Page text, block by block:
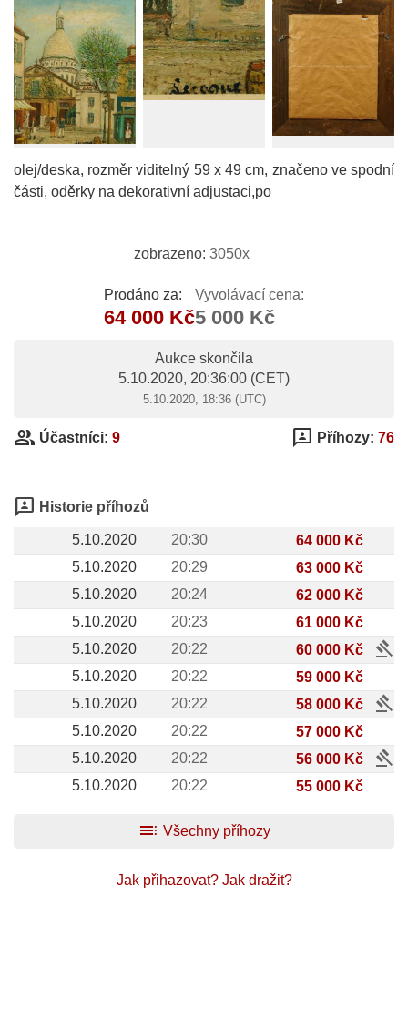
olej/deska, rozměr viditelný 59 x 49 cm, značeno ve spodní
části, oděrky na dekorativní adjustaci,po
zobrazeno: 3050x
Prodáno za:
64 000 Kč
Vyvolávací cena:
5 000 Kč
Aukce skončila
5.10.2020, 20:36:00 (CET)
5.10.2020, 18:36 (UTC)
group Účastníci: 9 3p Příhozy: 76
3p Historie příhozů
5.10.2020 20:30
64 000 Kč
5.10.2020
20:29
63 000 Kč
5.10.2020
20:24
62 000 Kč
5.10.2020
20:23
61 000 Kč
5.10.2020
20:22 60 000 Kč gavel
5.10.2020 20:22
59 000 Kč
5.10.2020
20:22 58 000 Kč gavel
5.10.2020 20:22
57 000 Kč
5.10.2020
20:22 56 000 Kč gavel
5.10.2020 20:22 55 000 Kč
toc Všechny příhozy
Jak přihazovat? Jak dražit?